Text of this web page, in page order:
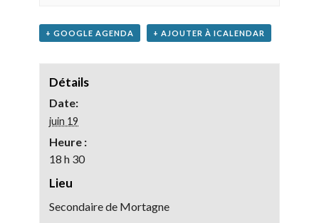
+ GOOGLE AGENDA + AJOUTER À ICALENDAR
Détails
Date:
juin 19
Heure :
18 h 30
Lieu
Secondaire de Mortagne